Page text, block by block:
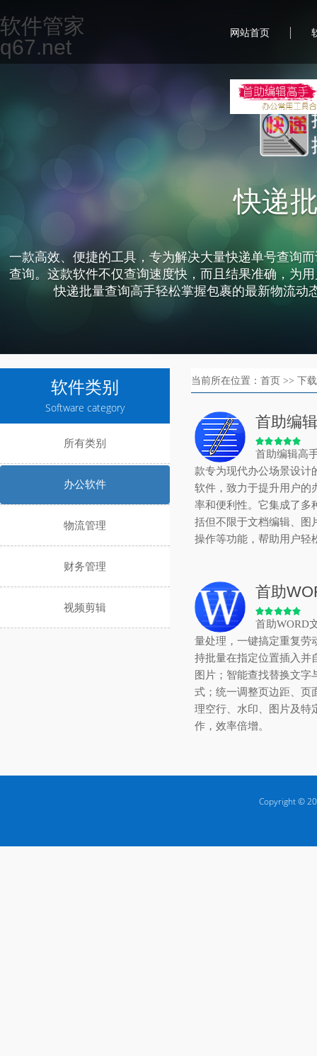
快递
一款高效、便捷的工具，专为解决大量快递单号查询
查询。这款软件不仅查询速度快，而且结果准确，为
快递批量查询高手轻松掌握包裹的最新物流
软件管家
q67.net
网站首页 |
软件类别
Software category
所有类别
办公软件
物流管理
财务管理
视频剪辑
当前所在位置：首页 >> 下
首助编
首助编辑高
款专为现代办公场景设计
软件，致力于提升用户的
率和便利性。它集成了多
括但不限于文档编辑、图
操作等功能，帮助用户轻
首助
首助WORD
量处理，一键搞定重复劳
持批量在指定位置插入并
图片；智能查找替换文字
式；统一调整页边距、页
理空行、水印、图片及特
作，效率倍增。
Copyright ©